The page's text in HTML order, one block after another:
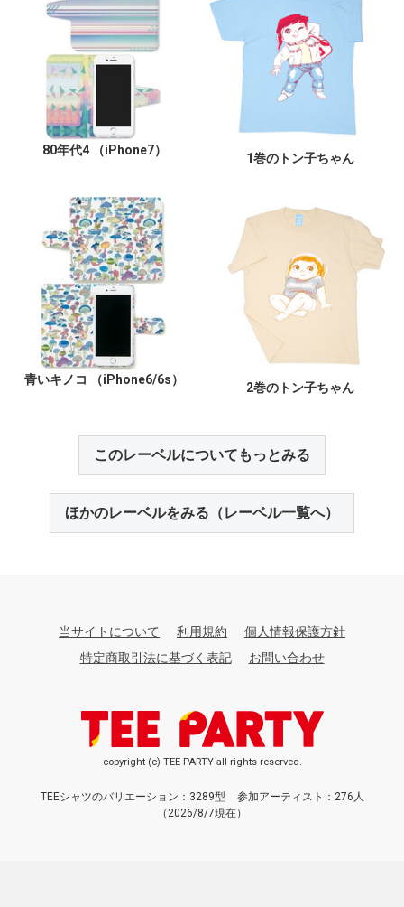
80年代4 （iPhone7）
1巻のトン子ちゃん
青いキノコ （iPhone6/6s）
2巻のトン子ちゃん
このレーベルについてもっとみる
ほかのレーベルをみる（レーベル一覧へ）
当サイトについて 利用規約
個人情報保護方針
特定商取引法に基づく表記
お問い合わせ
copyright (c) TEE PARTY all rights reserved.
TEEシャツのバリエーション：3289型
参加アーティスト：276人
（2026/8/7現在）